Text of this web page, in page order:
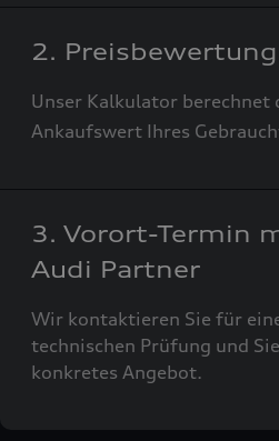
2.
Unser Kalkulator berechnet
Ankaufswert Ihres
3. Vorort-Termin
Audi Partner
Wir kontaktieren Sie für
technischen Prüfung und
konkretes Angebot.